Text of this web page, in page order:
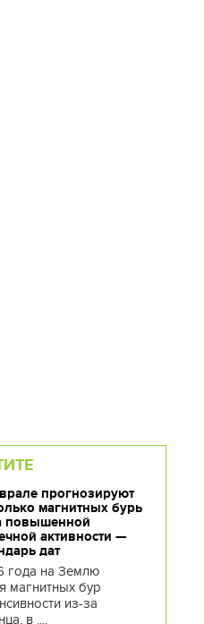
прогнозируют
магнитных бурь
повышенной
активности —
дат
года на Землю
магнитных бур
из-за
в ....